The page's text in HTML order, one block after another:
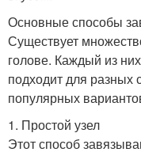
Основные способы
Существует
голове. Каждый из
подходит для разных
популярных
1. Простой узел
Этот способ